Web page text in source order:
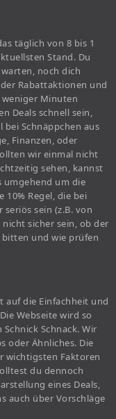
täglich von 8 bis 1
Stand. Du
noch dich
Rabattaktionen und
Minuten
Deals schnell sein,
bei Schnäppchen aus
Finanzen, oder
wir einmal nicht
sehen, kannst
umgehend um die
Regel, die bei
sein (z.B. von
sicher sein, ob der
und wie prüfen
auf die Einfachheit und
Webseite wird so
Schnack. Wir
oder Ähnliches. Die
wichtigsten Faktoren
du dennoch
eines Deals,
auch über Vorschläge